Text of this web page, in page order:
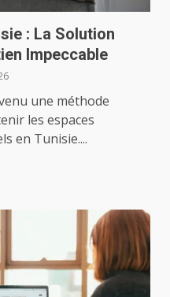
: La Solution
Impeccable
une méthode
les espaces
en Tunisie....